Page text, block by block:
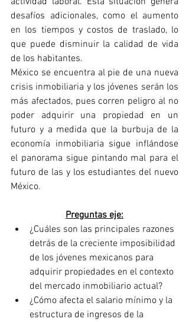
desafíos adicionales, como el aumento
en los tiempos y costos de traslado, lo
que puede disminuir la calidad de vida
de los habitantes.
México se encuentra al pie de una nueva
crisis inmobiliaria y los jóvenes serán los
más afectados, pues corren peligro al no
poder adquirir una propiedad en un
futuro y a medida que la burbuja de la
economía inmobiliaria sigue inflándose
el panorama sigue pintando mal para el
futuro de las y los estudiantes del nuevo
México.
Preguntas eje:
¿Cuáles son las principales razones
detrás de la creciente imposibilidad
de los jóvenes mexicanos para
adquirir propiedades en el contexto
del mercado inmobiliario actual?
¿Cómo afecta el salario mínimo y la
estructura de ingresos de la